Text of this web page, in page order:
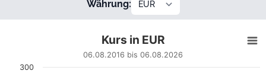
Währung:
Line chart with 2506 data points.
06.08.2016 bis 06.08.2026
Kurs in EUR
06.08.2016 bis 06.08.2026
300